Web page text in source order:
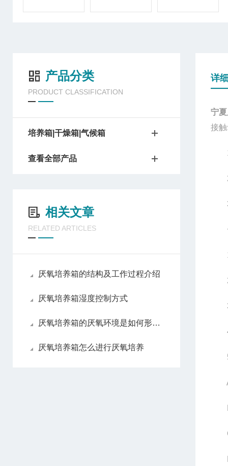
产品分类
PRODUCT CLASSIFICATION
培养箱|干燥箱|气候箱
查看全部产品
相关文章
RELATED ARTICLES
厌氧培养箱的结构及工作过程介绍
厌氧培养箱湿度控制方式
厌氧培养箱的厌氧环境是如何形成的
厌氧培养箱怎么进行厌氧培养
详
宁
接
1.
2.
3.
一
1.
2.
3.
4.
5.
A.
C.